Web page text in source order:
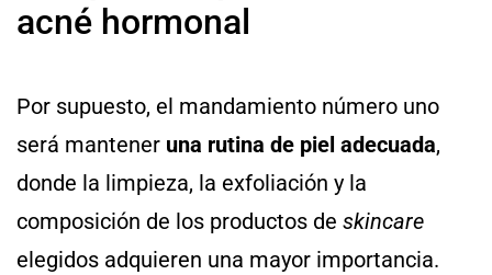
acné hormonal
Por supuesto, el mandamiento número uno
será mantener una rutina de piel adecuada,
donde la limpieza, la exfoliación y la
composición de los productos de skincare
elegidos adquieren una mayor importancia.